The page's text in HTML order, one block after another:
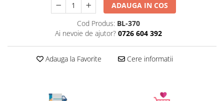
Covorase si paturi
Accesorii animale
Ingrijire copii
ADAUGA IN COS
Cod Produs: BL-370
Ai nevoie de ajutor? 0726 604 392
Adauga la Favorite Cere informatii